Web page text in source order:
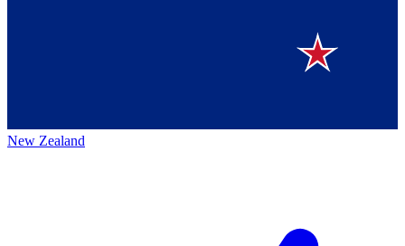
New Zealand